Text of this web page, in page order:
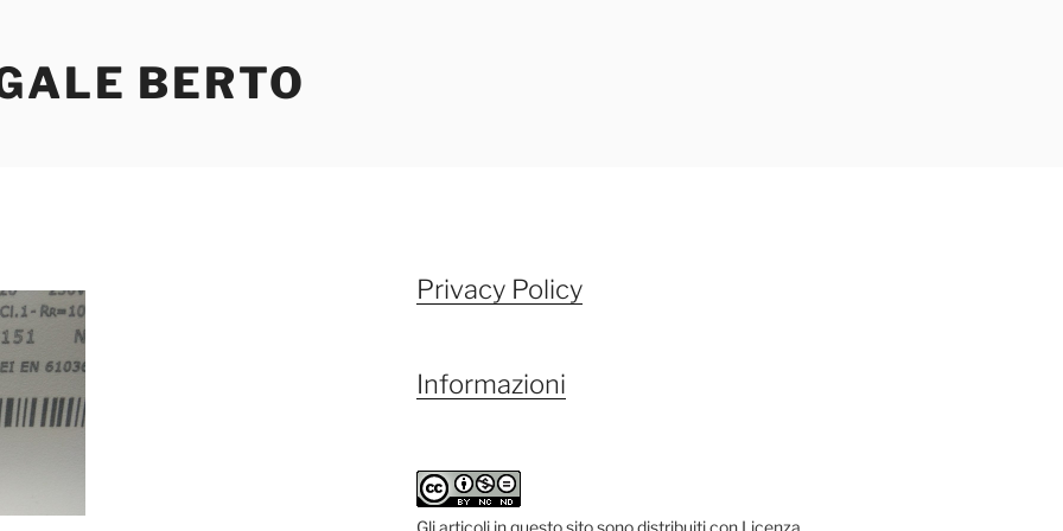
BERTO
Privacy Policy
Informazioni
Gli articoli in questo sito sono distribuiti con Licenza